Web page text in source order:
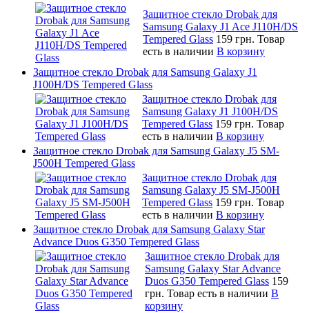
Защитное стекло Drobak для
Samsung Galaxy J1 Ace J110H/DS
Tempered Glass 159 грн. Товар
есть в наличии В корзину
Защитное стекло Drobak для Samsung Galaxy J1
J100H/DS Tempered Glass
Защитное стекло Drobak для
Samsung Galaxy J1 J100H/DS
Tempered Glass 159 грн. Товар
есть в наличии В корзину
Защитное стекло Drobak для Samsung Galaxy J5 SM-
J500H Tempered Glass
Защитное стекло Drobak для
Samsung Galaxy J5 SM-J500H
Tempered Glass 159 грн. Товар
есть в наличии В корзину
Защитное стекло Drobak для Samsung Galaxy Star
Advance Duos G350 Tempered Glass
Защитное стекло Drobak для
Samsung Galaxy Star Advance
Duos G350 Tempered Glass 159
грн. Товар есть в наличии В
корзину